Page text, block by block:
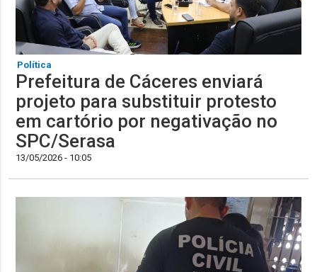
Política
Prefeitura de Cáceres enviará
projeto para substituir protesto
em cartório por negativação no
SPC/Serasa
13/05/2026 - 10:05